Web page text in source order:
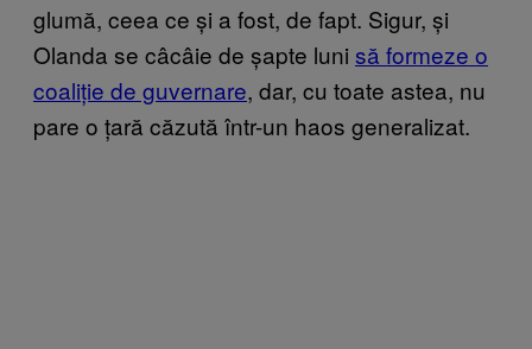
glumă, ceea ce și a fost, de fapt. Sigur, și
Olanda se câcâie de șapte luni să formeze o
coaliție de guvernare, dar, cu toate astea, nu
pare o țară căzută într-un haos generalizat.